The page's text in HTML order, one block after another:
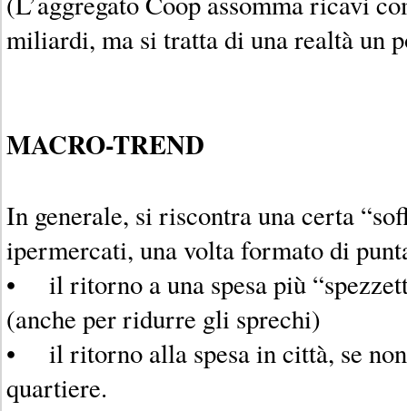
miliardi, ma si tratta di una realtà un
MACRO-TREND
In generale, si riscontra una certa
ipermercati, una volta formato di
• il ritorno a una spesa più
(anche per ridurre gli sprechi)
• il ritorno alla spesa in città, se
quartiere.